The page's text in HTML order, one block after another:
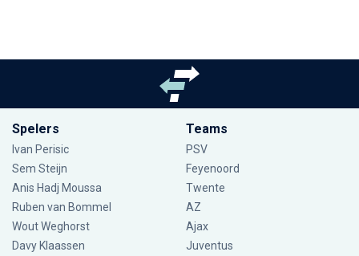
Spelers
Ivan Perisic
Sem Steijn
Anis Hadj Moussa
Ruben van Bommel
Wout Weghorst
Davy Klaassen
Teams
PSV
Feyenoord
Twente
AZ
Ajax
Juventus